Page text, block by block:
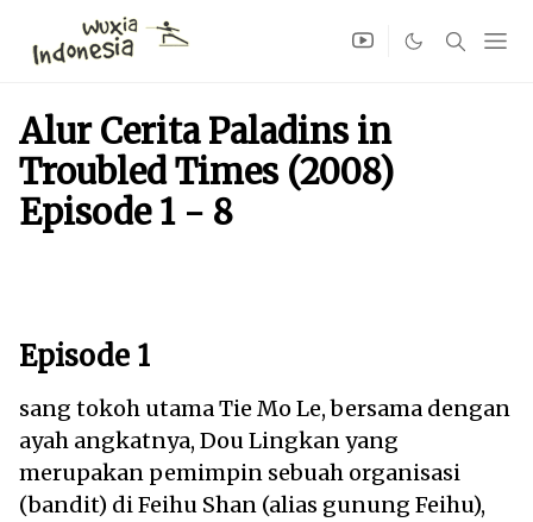
Alur Cerita Paladins in
Troubled Times (2008)
Episode 1 - 8
Episode 1
sang tokoh utama Tie Mo Le, bersama dengan
ayah angkatnya, Dou Lingkan yang
merupakan pemimpin sebuah organisasi
(bandit) di Feihu Shan (alias gunung Feihu),